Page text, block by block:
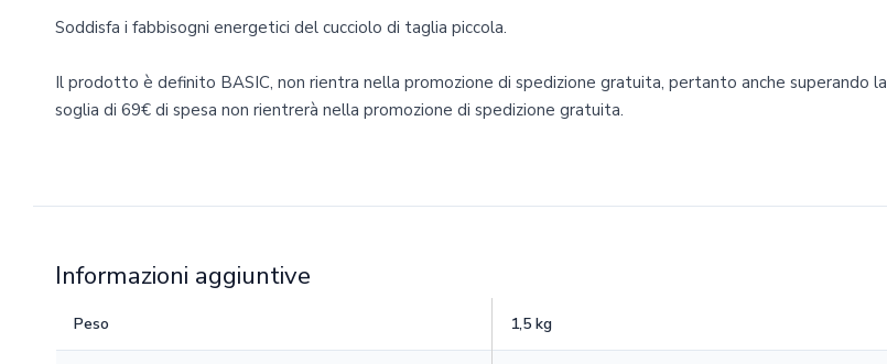
Soddisfa i fabbisogni energetici del cucciolo di taglia piccola.
Il prodotto è definito BASIC, non rientra nella promozione di spedizione gratuita, pertanto anche superando la
soglia di 69€ di spesa non rientrerà nella promozione di spedizione gratuita.
Informazioni aggiuntive
Peso 1,5 kg